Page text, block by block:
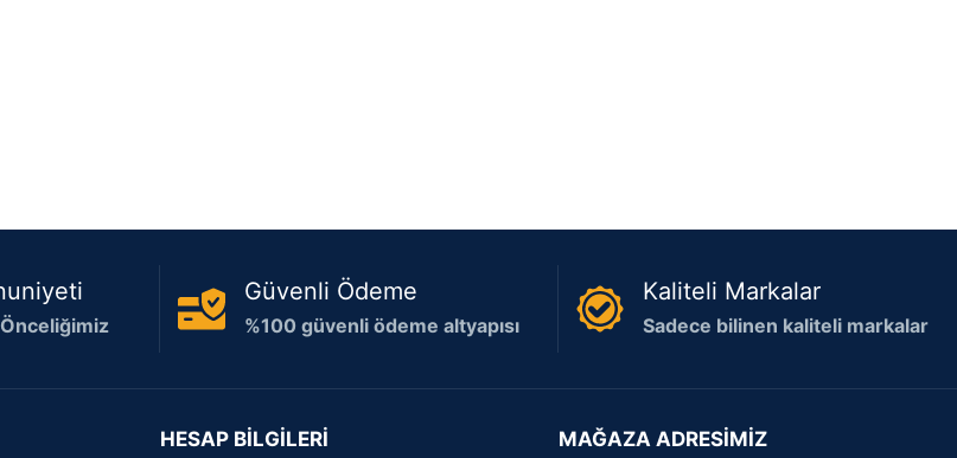
Güvenli Ödeme
%100 güvenli ödeme altyapısı
Kaliteli Markalar
Sadece bilinen kaliteli markalar
HESAP BİLGİLERİ MAĞAZA ADRESİMİZ